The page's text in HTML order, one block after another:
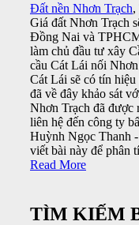
Đất nền Nhơn Trạch,
Giá đất Nhơn Trạch
Đồng Nai và
làm chủ đầu tư xây
cầu Cát Lái nối
Cát Lái sẽ có tín
đã về đây khảo sát
Nhơn Trạch đã được
liên hệ đến công ty
Huỳnh Ngọc Thanh
viết bài này để phân
Read More
TÌM KIẾM